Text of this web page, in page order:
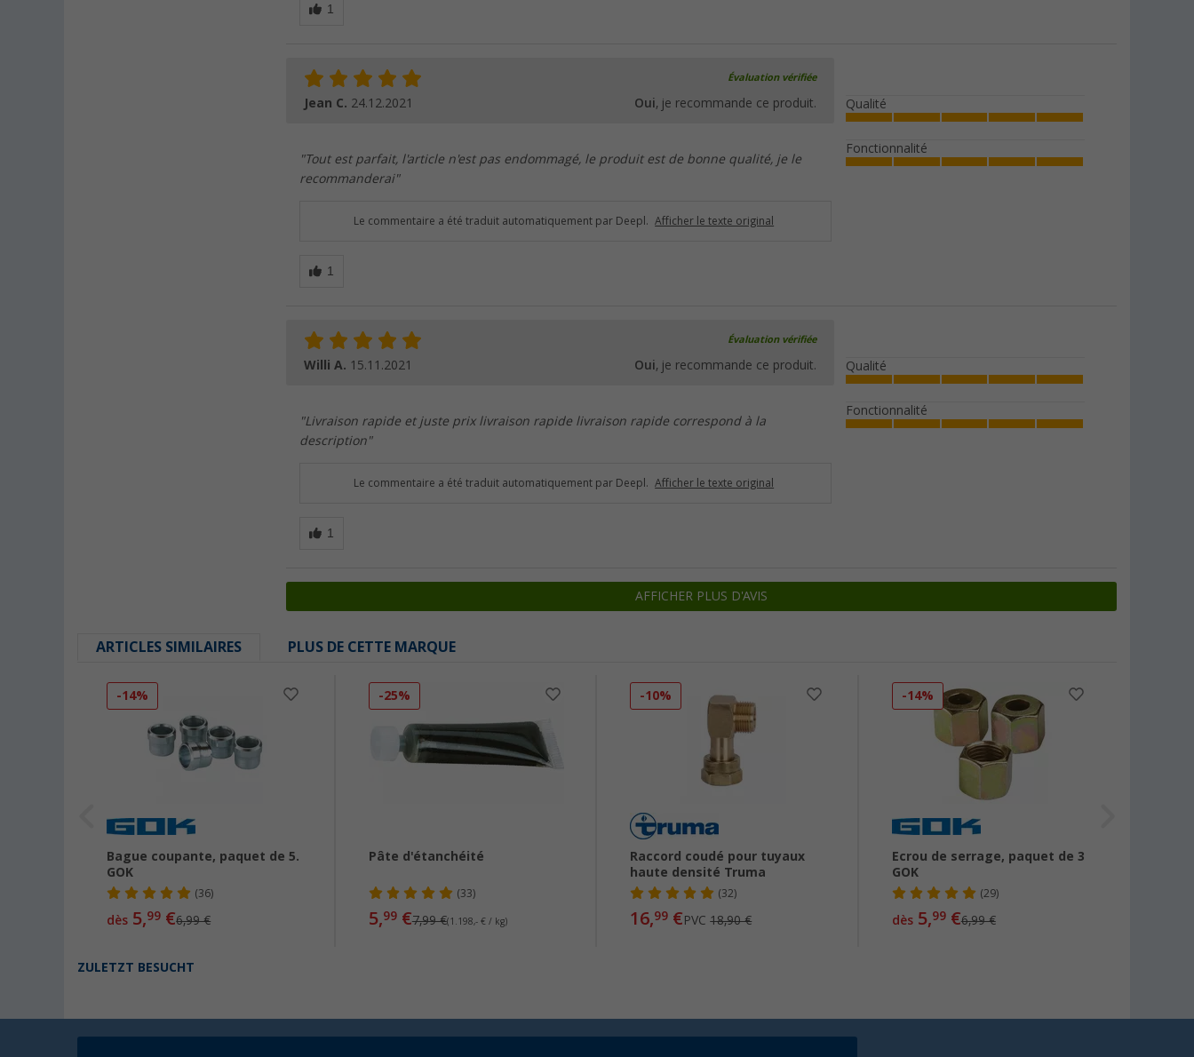
Évaluation vérifiée
Jean C. 24.12.2021 Oui, je recommande ce produit.
"Tout est parfait, l'article n'est pas endommagé, le produit est de bonne qualité, je le
recommanderai"
Qualité
Fonctionnalité
Le commentaire a été traduit automatiquement par Deepl. Afficher le texte original
Évaluation vérifiée
Willi A. 15.11.2021 Oui, je recommande ce produit.
"Livraison rapide et juste prix livraison rapide livraison rapide correspond à la
description"
Qualité
Fonctionnalité
Le commentaire a été traduit automatiquement par Deepl. Afficher le texte original
AFFICHER PLUS D'AVIS
ARTICLES SIMILAIRES PLUS DE CETTE MARQUE
-14%
Bague coupante, paquet de 5.
GOK
(36)
dès 5,99 €6,99 €
-25%
Pâte d'étanchéité
(33)
5,99€7,99 €(1.198,- € / kg)
-10%
Raccord coudé pour tuyaux
haute densité Truma
(32)
16,99 €PVC18,90 €
-14%
Ecrou de serrage, paquet de 3
GOK
(29)
dès5,99€6,99 €
ZULETZT BESUCHT